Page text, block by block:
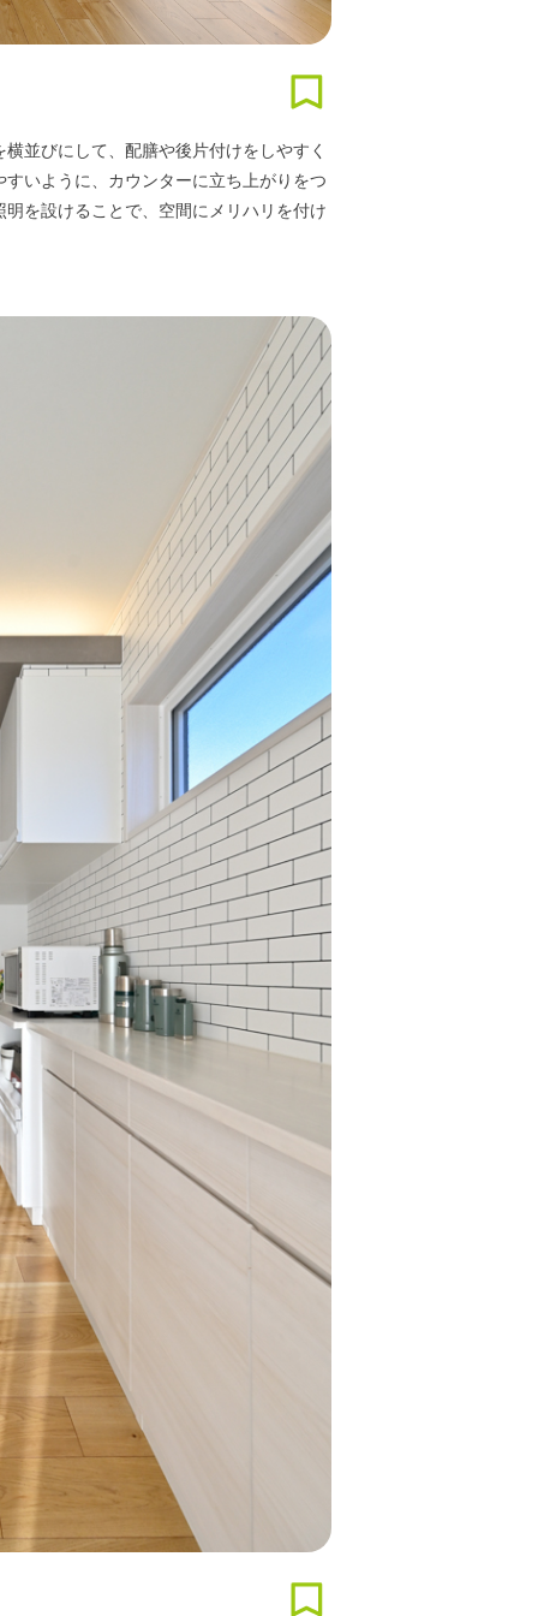
並びにして、配膳や後片付けをしやすく
いように、カウンターに立ち上がりをつ
を設けることで、空間にメリハリを付け